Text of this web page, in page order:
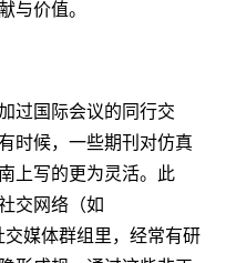
与价值。
过国际会议的同行交
时候，一些期刊对仿真
上写的更为灵活。此
交网络（如
媒体群组里，经常有研